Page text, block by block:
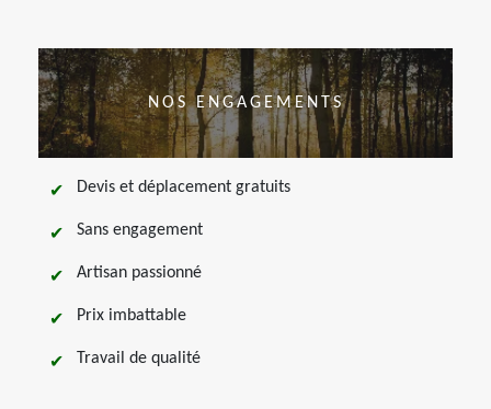
NOS ENGAGEMENTS
Devis et déplacement gratuits
Sans engagement
Artisan passionné
Prix imbattable
Travail de qualité